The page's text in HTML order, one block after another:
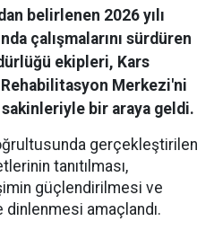
belirlenen 2026 yılı
çalışmalarını sürdüren
ekipleri, Kars
Rehabilitasyon Merkezi'ni
bir araya geldi.
gerçekleştirilen
tanıtılması,
güçlendirilmesi ve
amaçlandı.